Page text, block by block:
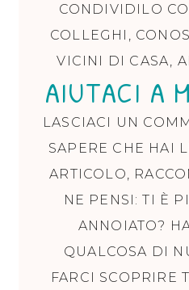
CONDIVIDILO
COLLEGHI,
VICINI DI CASA,
AIUTACI A
LASCIACI UN
SAPERE CHE HAI
ARTICOLO,
NE PENSI: TI È
ANNOIATO?
QUALCOSA DI
FARCI SCOPRIRE